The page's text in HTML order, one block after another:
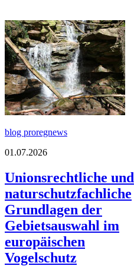
blog proregnews
01.07.2026
Unionsrechtliche und
naturschutzfachliche
Grundlagen der
Gebietsauswahl im
europäischen
Vogelschutz